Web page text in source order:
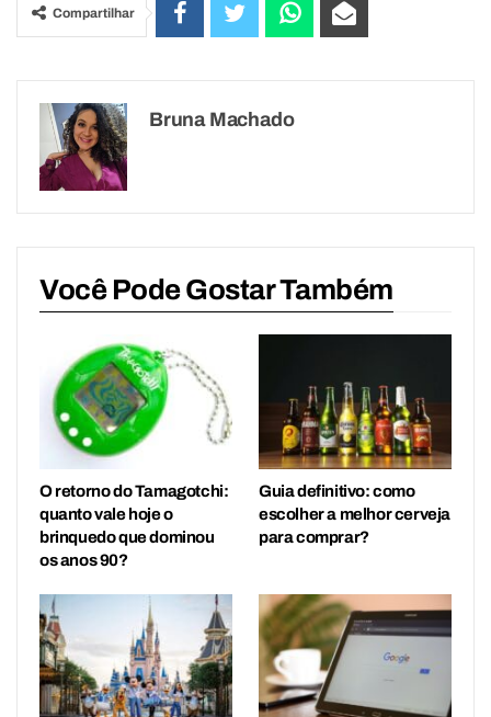
Compartilhar
Bruna Machado
Você Pode Gostar Também
O retorno do Tamagotchi:
quanto vale hoje o
brinquedo que dominou
os anos 90?
Guia definitivo: como
escolher a melhor cerveja
para comprar?